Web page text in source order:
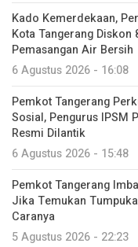
Kado Kemerdekaan,
Kota Tangerang Diskon
Pemasangan Air Bersih
6 Agustus 2026 - 16:08
Pemkot Tangerang
Sosial, Pengurus IPSM
Resmi Dilantik
6 Agustus 2026 - 15:48
Pemkot Tangerang
Jika Temukan
Caranya
5 Agustus 2026 - 22:23